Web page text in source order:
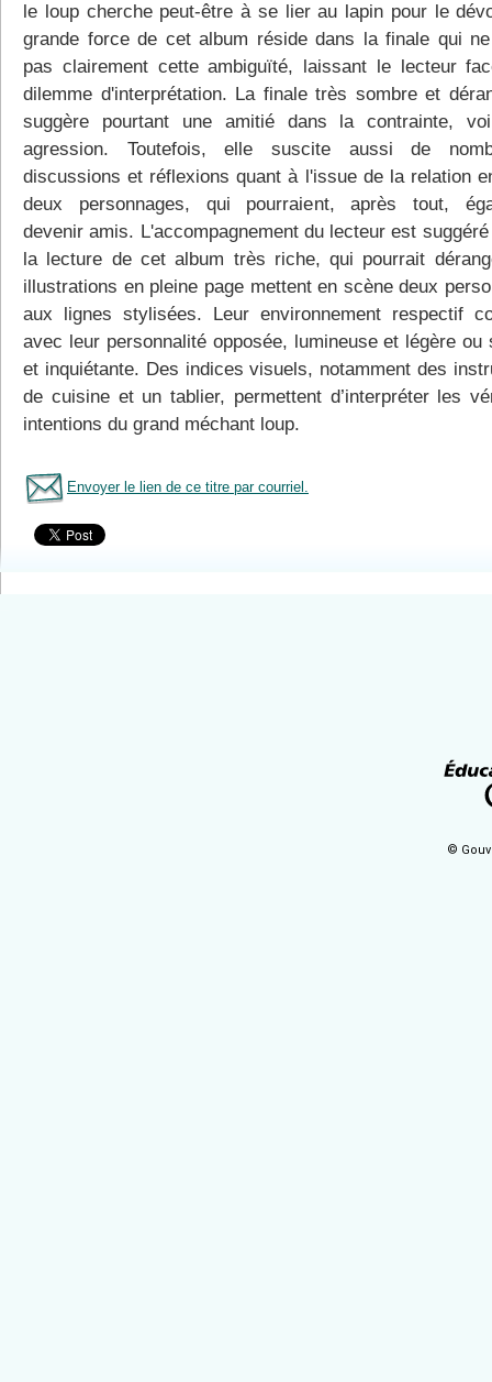
le loup cherche peut-être à se lier au lapin pour le
grande force de cet album réside dans la finale qui
pas clairement cette ambiguïté, laissant le lecteur
dilemme d'interprétation. La finale très sombre et
suggère pourtant une amitié dans la contrainte,
agression. Toutefois, elle suscite aussi de
discussions et réflexions quant à l'issue de la relation
deux personnages, qui pourraient, après tout,
devenir amis. L'accompagnement du lecteur est
la lecture de cet album très riche, qui pourrait
illustrations en pleine page mettent en scène deux
aux lignes stylisées. Leur environnement respectif
avec leur personnalité opposée, lumineuse et légère ou
et inquiétante. Des indices visuels, notamment des
de cuisine et un tablier, permettent d’interpréter les
intentions du grand méchant loup.
Envoyer le lien de ce titre par courriel.
©